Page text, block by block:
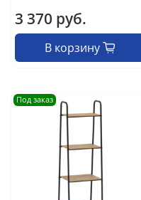
3 370 руб.
В корзину
Под заказ